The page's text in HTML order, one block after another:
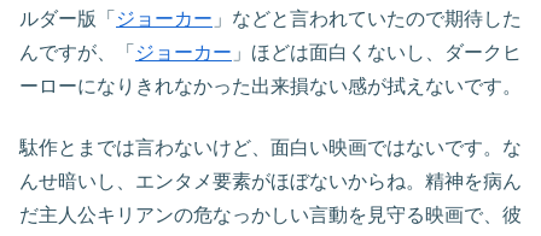
ルダー版「 ジョーカー 」などと言われていたので期待した
んですが、「 ジョーカー 」ほどは面白くないし、ダークヒ
ーローになりきれなかった出来損ない感が拭えないです。
駄作とまでは言わないけど、面白い映画ではないです。な
んせ暗いし、エンタメ要素がほぼないからね。精神を病ん
だ主人公キリアンの危なっかしい言動を見守る映画で、彼